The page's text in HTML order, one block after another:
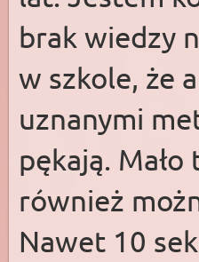
brak wiedzy
w szkole, że
uznanymi
pękają.
również
Nawet 10